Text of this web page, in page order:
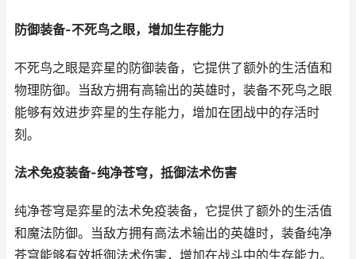
防御装备-不死鸟之眼，增加生存能力
不死鸟之眼是弈星的防御装备，它提供了额外的生活值和
物理防御。当敌方拥有高输出的英雄时，装备不死鸟之眼
能够有效进步弈星的生存能力，增加在团战中的存活时
刻。
法术免疫装备-纯净苍穹，抵御法术伤害
纯净苍穹是弈星的法术免疫装备，它提供了额外的生活值
和魔法防御。当敌方拥有高法术输出的英雄时，装备纯净
苍穹能够有效抵御法术伤害，增加在战斗中的生存能力。